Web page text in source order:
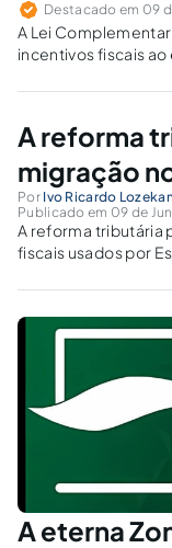
Destacado em 09
A Lei
incentivos fiscais
se relaciona com a
A reforma
migração
Por Ivo Ricardo
Publicado em 09 de
A reforma tributária
fiscais usados por
desenvolvimento
êxodo de
A eterna